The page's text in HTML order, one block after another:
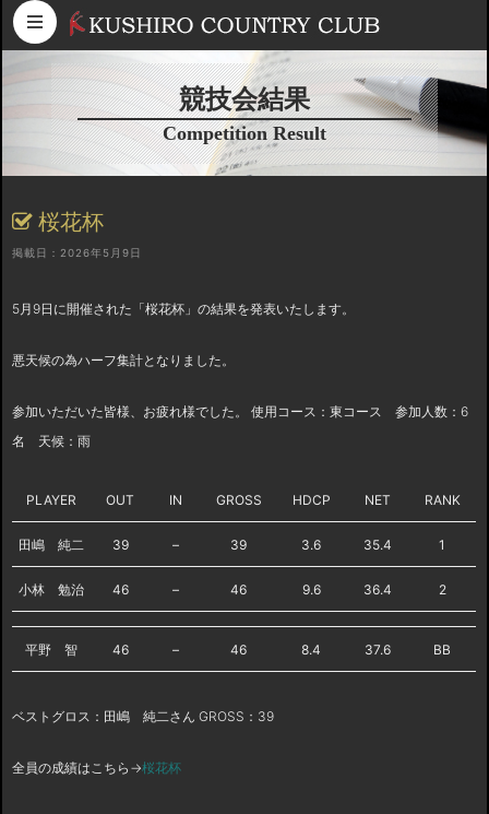
コンテンツへスキップ
競技会結果
Competition Result
桜花杯
掲載日：2026年5月9日
5月9日に開催された「桜花杯」の結果を発表いたします。
悪天候の為ハーフ集計となりました。
参加いただいた皆様、お疲れ様でした。 使用コース：東コース 参加人数：6
名 天候：雨
PLAYER OUT IN GROSS HDCP NET RANK
田嶋 純二 39 – 39 3.6 35.4 1
小林 勉治 46 – 46 9.6 36.4 2
平野 智 46 – 46 8.4 37.6 BB
ベストグロス：田嶋 純二さん GROSS：39
全員の成績はこちら→桜花杯